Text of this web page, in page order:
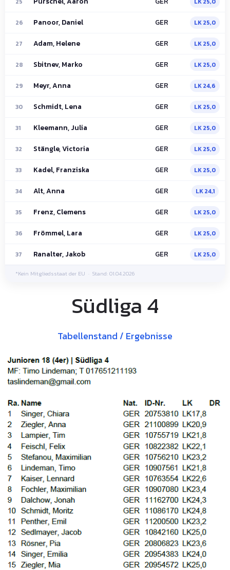
26 Panoor, Daniel GER LK 25,0
27 Adam, Helene GER LK 25,0
28 Sbitnev, Marko GER LK 25,0
29 Meyr, Anna GER LK 24,6
30 Schmidt, Lena GER LK 25,0
31 Kleemann, Julia GER LK 25,0
32 Stängle, Victoria GER LK 25,0
33 Kadel, Franziska GER LK 25,0
34 Alt, Anna GER LK 24,1
35 Frenz, Clemens GER LK 25,0
36 Frömmel, Lara GER LK 25,0
37 Ranalter, Jakob GER LK 25,0
*Kein Mitgliedsstaat der EU · Stand: 01.04.2026
Südliga 4
Tabellenstand / Ergebnisse